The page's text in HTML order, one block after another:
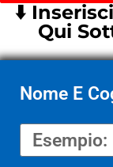
⬇️
Qui
Nome E